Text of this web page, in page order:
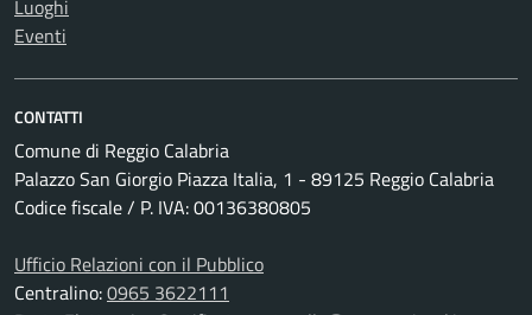
Luoghi
Eventi
CONTATTI
Comune di Reggio Calabria
Palazzo San Giorgio Piazza Italia, 1 - 89125 Reggio Calabria
Codice fiscale / P. IVA: 00136380805
Ufficio Relazioni con il Pubblico
Centralino:0965 3622111